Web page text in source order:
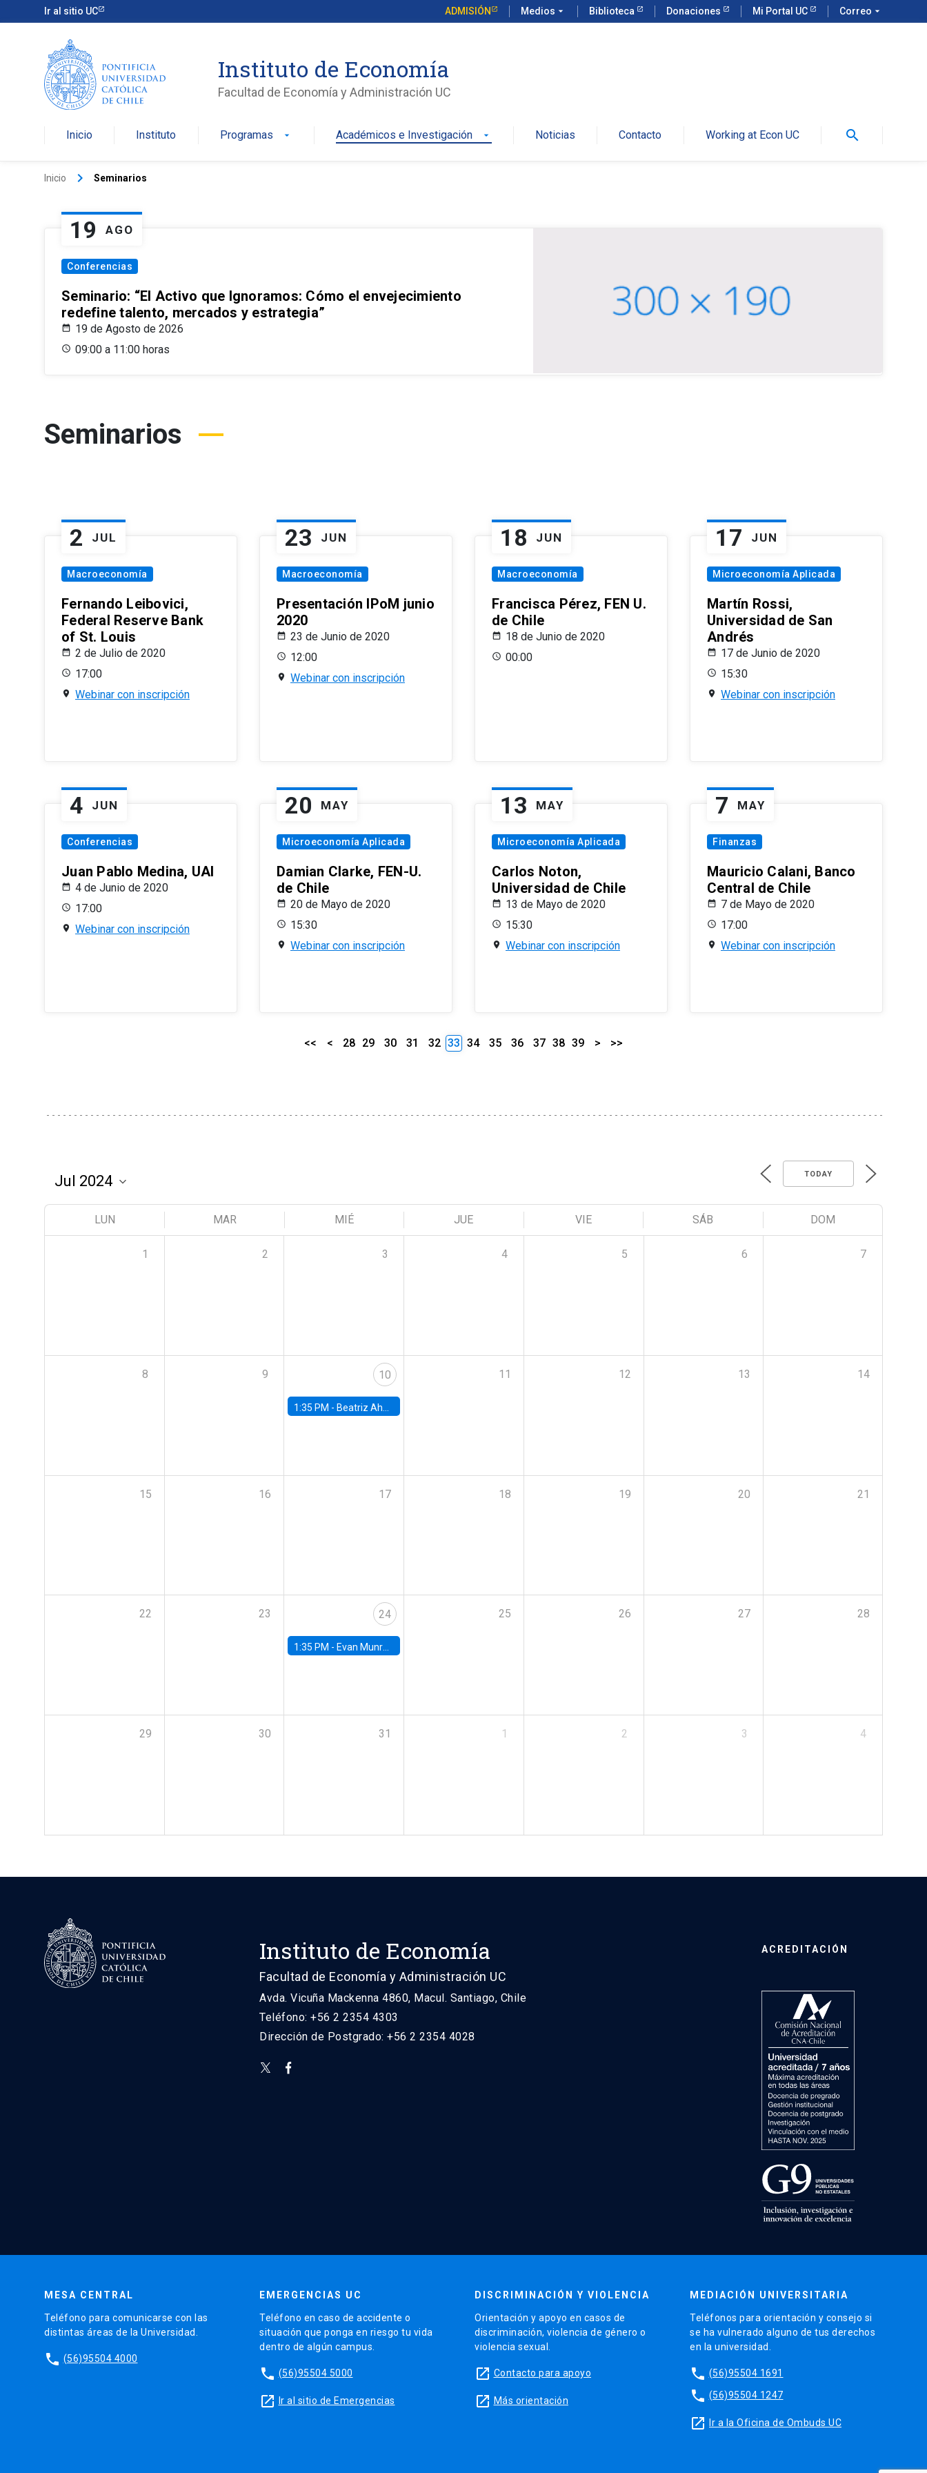
Ir al sitio UC ADMISIÓN Medios arrow_drop_down Biblioteca Donaciones Mi Portal UC Correo arrow_drop_down
Instituto de Economía
Facultad de Economía y Administración UC
Inicio Instituto Programas arrow_drop_down Académicos e Investigación arrow_drop_down Noticias Contacto Working at Econ UC search
Inicio keyboard_arrow_right Seminarios
19 AGO
Conferencias
Seminario: “El Activo que Ignoramos: Cómo el envejecimiento
redefine talento, mercados y estrategia”
19 de Agosto de 2026
09:00 a 11:00 horas
Seminarios
2 JUL
Macroeconomía
Fernando Leibovici,
Federal Reserve Bank
of St. Louis
2 de Julio de 2020
17:00
Webinar con inscripción
23 JUN
Macroeconomía
Presentación IPoM junio
2020
23 de Junio de 2020
12:00
Webinar con inscripción
18 JUN
Macroeconomía
Francisca Pérez, FEN U.
de Chile
18 de Junio de 2020
00:00
17 JUN
Microeconomía Aplicada
Martín Rossi,
Universidad de San
Andrés
17 de Junio de 2020
15:30
Webinar con inscripción
4 JUN
Conferencias
Juan Pablo Medina, UAI
4 de Junio de 2020
17:00
Webinar con inscripción
20 MAY
Microeconomía Aplicada
Damian Clarke, FEN-U.
de Chile
20 de Mayo de 2020
15:30
Webinar con inscripción
13 MAY
Microeconomía Aplicada
Carlos Noton,
Universidad de Chile
13 de Mayo de 2020
15:30
Webinar con inscripción
7 MAY
Finanzas
Mauricio Calani, Banco
Central de Chile
7 de Mayo de 2020
17:00
Webinar con inscripción
<< < 28 29 30 31 32 33 34 35 36 37 38 39 > >>
TODAY
LUN MAR MIÉ JUE VIE SÁB DOM
1 2 3 4 5 6 7
8 9 10
1:35 PM - Beatriz Ahumada, PhD candidate, Universidad de Pittsburgh
11 12 13 14
15 16 17 18 19 20 21
22 23 24
1:35 PM - Evan Munro, Neyman Visiting Assistant Professor in the Department of Statistics at UC Berkeley
25 26 27 28
29 30 31 1 2 3 4
Instituto de Economía
Facultad de Economía y Administración UC
Avda. Vicuña Mackenna 4860, Macul. Santiago, Chile
Teléfono: +56 2 2354 4303
Dirección de Postgrado: +56 2 2354 4028
ACREDITACIÓN
MESA CENTRAL
Teléfono para comunicarse con las
distintas áreas de la Universidad.
phone (56)95504 4000
EMERGENCIAS UC
Teléfono en caso de accidente o
situación que ponga en riesgo tu vida
dentro de algún campus.
phone (56)95504 5000
launch Ir al sitio de Emergencias
DISCRIMINACIÓN Y VIOLENCIA
Orientación y apoyo en casos de
discriminación, violencia de género o
violencia sexual.
launch Contacto para apoyo
launch Más orientación
MEDIACIÓN UNIVERSITARIA
Teléfonos para orientación y consejo si
se ha vulnerado alguno de tus derechos
en la universidad.
phone (56)95504 1691
phone (56)95504 1247
launch Ir a la Oficina de Ombuds UC